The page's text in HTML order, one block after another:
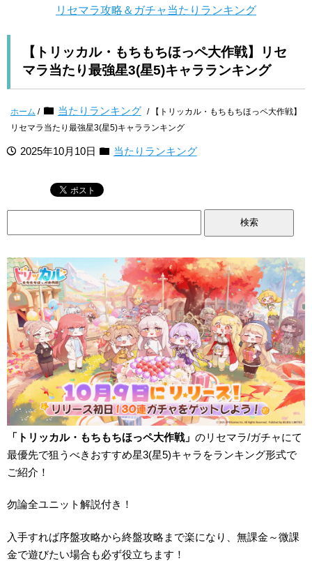
リセマラ攻略＆ガチャ当たりランキング
【トリッカル・もちもちほっペ大作戦】リセ
マラ当たり最強星3(星5)キャラランキング
ホーム / 当たりランキング / 【トリッカル・もちもちほっペ大作戦】
リセマラ当たり最強星3(星5)キャラランキング
2025年10月10日 当たりランキング
「トリッカル・もちもちほっペ大作戦」 のリセマラ/ガチャにて
最優先で狙うべきおすすめ星3(星5)キャラをランキング形式で
ご紹介！
勿論全ユニット解説付き！
入手すれば序盤攻略から終盤攻略まで楽になり、無課金～微課
金で遊びたい場合も必ず役立ちます！